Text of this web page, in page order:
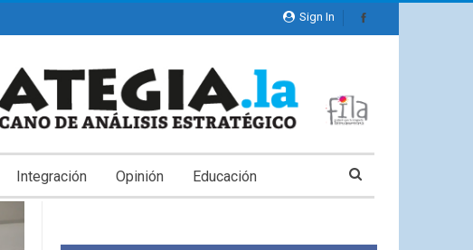
Sign In
Integración Opinión Educación